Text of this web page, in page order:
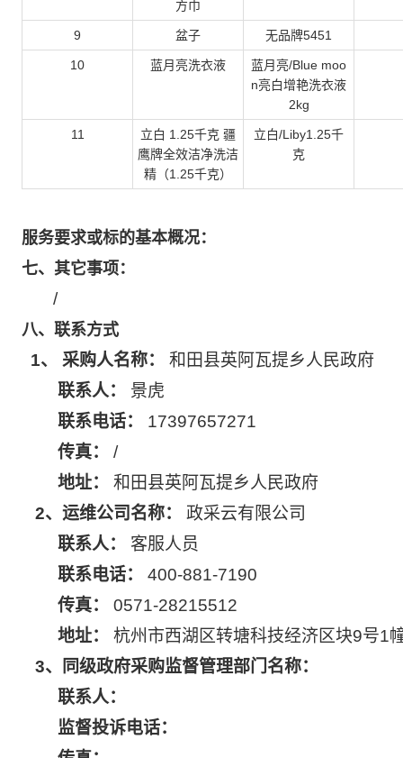
方巾
9 盆子 无品牌5451
10 蓝月亮洗衣液
蓝月亮/Blue moo
n亮白增艳洗衣液
2kg
11
立白 1.25千克 疆
鹰牌全效洁净洗洁
精（1.25千克）
立白/Liby1.25千
克
服务要求或标的基本概况：
七、 其它事项：
/
八、 联系方式
1、 采购人名称：
和田县英阿瓦提乡人民政府
联系人：
景虎
联系电话：
17397657271
传真：
/
地址：
和田县英阿瓦提乡人民政府
2、运维公司名称：
政采云有限公司
联系人：
客服人员
联系电话：
400-881-7190
传真：
0571-28215512
地址：
杭州市西湖区转塘科技经济区块9号1
3、同级政府采购监督管理部门名称：
联系人：
监督投诉电话：